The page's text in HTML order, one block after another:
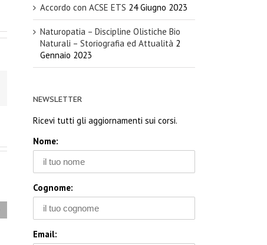
IPNOSI BIOENERGETICA
OLISTICA EMOZIONALE
Accordo con ACSE ETS 24 Giugno 2023
Naturopatia – Discipline Olistiche Bio
Naturali – Storiografia ed Attualità 2
Gennaio 2023
NEWSLETTER
Ricevi tutti gli aggiornamenti sui corsi.
Nome:
Cognome:
Email: